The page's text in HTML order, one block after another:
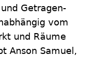
Getragen-
vom
und Räume
Anson Samuel,